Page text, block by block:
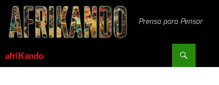
Saltar
contenido
afriKando